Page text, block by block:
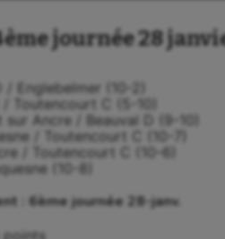
journée 28
/ Englebelmer (10-2)
Toutencourt C (5-10)
sur Ancre / Beauval D (9-10)
/ Toutencourt C (10-7)
/ Toutencourt C (10-6)
(10-8)
: 6ème journée 28-janv.